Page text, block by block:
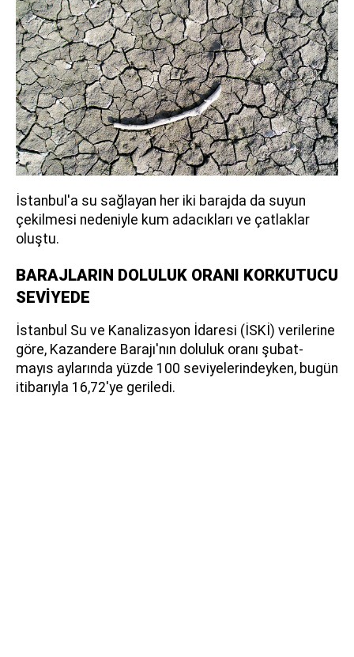
İstanbul'a su sağlayan her iki barajda da suyun
çekilmesi nedeniyle kum adacıkları ve çatlaklar
oluştu.
BARAJLARIN DOLULUK ORANI KORKUTUCU
SEVİYEDE
İstanbul Su ve Kanalizasyon İdaresi (İSKİ) verilerine
göre, Kazandere Barajı'nın doluluk oranı şubat-
mayıs aylarında yüzde 100 seviyelerindeyken, bugün
itibarıyla 16,72'ye geriledi.